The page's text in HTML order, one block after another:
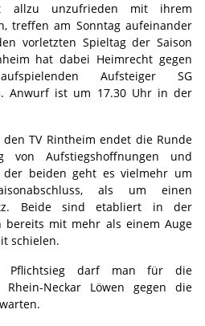
allzu unzufrieden mit ihrem
treffen am Sonntag aufeinander
vorletzten Spieltag der Saison
hat dabei Heimrecht gegen
Aufsteiger SG
Anwurf ist um 17.30 Uhr in der
TV Rintheim endet die Runde
Aufstiegshoffnungen und
der beiden geht es vielmehr um
als um einen
Beide sind etabliert in der
bereits mit mehr als einem Auge
schielen.
Pflichtsieg darf man für die
Neckar Löwen gegen die